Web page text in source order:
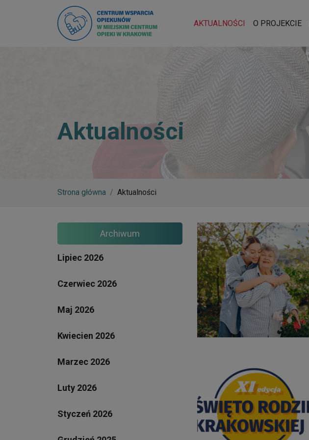
AKTUALNOŚCI O PROJEKCIE
Aktualności
Strona główna Aktualności
Archiwum
Lipiec 2026
Czerwiec 2026
Maj 2026
Kwiecien 2026
Marzec 2026
Luty 2026
Styczeń 2026